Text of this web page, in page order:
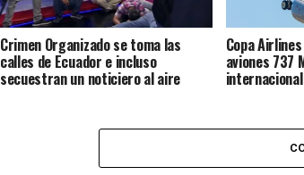
Crimen Organizado se toma las
calles de Ecuador e incluso
secuestran un noticiero al aire
Copa
aviones 737
internacional